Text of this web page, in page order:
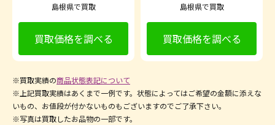
島根県で買取
買取価格を調べる
島根県で買取
買取価格を調べる
※買取実績の商品状態表記について
※上記買取実績はあくまで一例です。状態によってはご希望の金額に添えな
いもの、お値段が付かないものもございますのでご了承下さい。
※写真は買取したお品物の一部です。